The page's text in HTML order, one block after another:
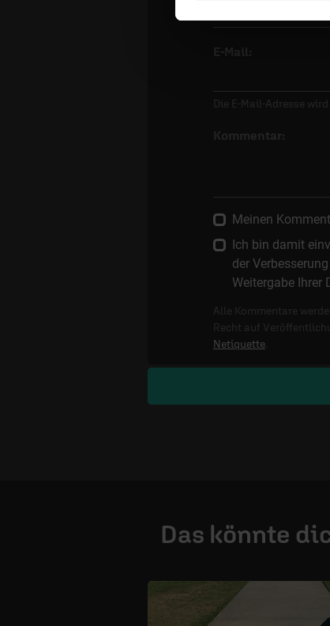
E-Mail:
Die E-Mail-Adresse
Kommentar:
Meinen
Ich bin damit
der
Weitergabe Ihrer
Alle Kommentare
Recht auf
Netiquette.
Das könnte